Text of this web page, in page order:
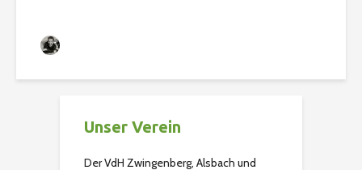
Unser Verein
Der VdH Zwingenberg, Alsbach und